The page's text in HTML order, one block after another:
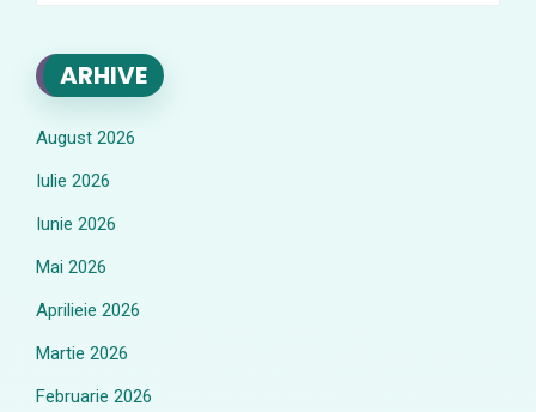
ARHIVE
August 2026
Iulie 2026
Iunie 2026
Mai 2026
Aprilieie 2026
Martie 2026
Februarie 2026